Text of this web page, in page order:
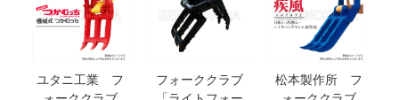
ユタニ工業 フ
フォーククラブ
松本製作所 フ